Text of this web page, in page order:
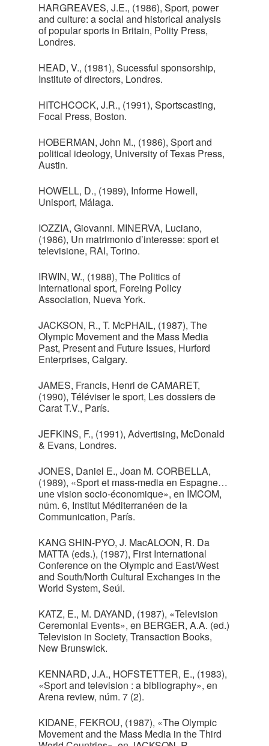
HARGREAVES, J.E., (1986), Sport, power
and culture: a social and historical analysis
of popular sports in Britain, Polity Press,
Londres.
HEAD, V., (1981), Sucessful sponsorship,
Institute of directors, Londres.
HITCHCOCK, J.R., (1991), Sportscasting,
Focal Press, Boston.
HOBERMAN, John M., (1986), Sport and
political ideology, University of Texas Press,
Austin.
HOWELL, D., (1989), Informe Howell,
Unisport, Málaga.
IOZZIA, Giovanni. MINERVA, Luciano,
(1986), Un matrimonio d’interesse: sport et
televisione, RAI, Torino.
IRWIN, W., (1988), The Politics of
International sport, Foreing Policy
Association, Nueva York.
JACKSON, R., T. McPHAIL, (1987), The
Olympic Movement and the Mass Media
Past, Present and Future Issues, Hurford
Enterprises, Calgary.
JAMES, Francis, Henri de CAMARET,
(1990), Téléviser le sport, Les dossiers de
Carat T.V., París.
JEFKINS, F., (1991), Advertising, McDonald
& Evans, Londres.
JONES, Daniel E., Joan M. CORBELLA,
(1989), «Sport et mass-media en Espagne…
une vision socio-économique», en IMCOM,
núm. 6, Institut Méditerranéen de la
Communication, París.
KANG SHIN-PYO, J. MacALOON, R. Da
MATTA (eds.), (1987), First International
Conference on the Olympic and East/West
and South/North Cultural Exchanges in the
World System, Seúl.
KATZ, E., M. DAYAND, (1987), «Television
Ceremonial Events», en BERGER, A.A. (ed.)
Television in Society, Transaction Books,
New Brunswick.
KENNARD, J.A., HOFSTETTER, E., (1983),
«Sport and television : a bibliography», en
Arena review, núm. 7 (2).
KIDANE, FEKROU, (1987), «The Olympic
Movement and the Mass Media in the Third